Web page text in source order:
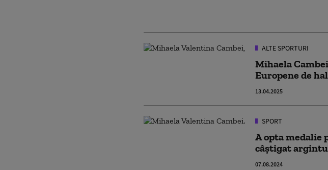
ALTE SPORTURI
Mihaela
Europene de
13.04.2025
SPORT
A opta medalie
câștigat
07.08.2024